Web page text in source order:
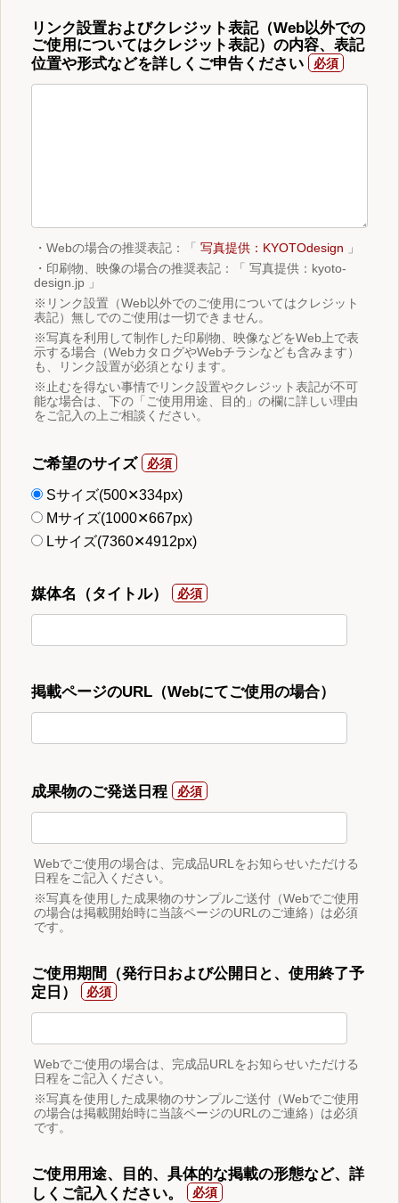
リンク設置およびクレジット表記（Web以外での
ご使用についてはクレジット表記）の内容、表記
位置や形式などを詳しくご申告ください
・Webの場合の推奨表記：「 写真提供：KYOTOdesign 」
・印刷物、映像の場合の推奨表記：「 写真提供：kyoto-
design.jp 」
※リンク設置（Web以外でのご使用についてはクレジット
表記）無しでのご使用は一切できません。
※写真を利用して制作した印刷物、映像などをWeb上で表
示する場合（WebカタログやWebチラシなども含みます）
も、リンク設置が必須となります。
※止むを得ない事情でリンク設置やクレジット表記が不可
能な場合は、下の「ご使用用途、目的」の欄に詳しい理由
をご記入の上ご相談ください。
ご希望のサイズ
Sサイズ(500✕334px)
Mサイズ(1000✕667px)
Lサイズ(7360✕4912px)
媒体名（タイトル）
掲載ページのURL（Webにてご使用の場合）
成果物のご発送日程
Webでご使用の場合は、完成品URLをお知らせいただける
日程をご記入ください。
※写真を使用した成果物のサンプルご送付（Webでご使用
の場合は掲載開始時に当該ページのURLのご連絡）は必須
です。
ご使用期間（発行日および公開日と、使用終了予
定日）
Webでご使用の場合は、完成品URLをお知らせいただける
日程をご記入ください。
※写真を使用した成果物のサンプルご送付（Webでご使用
の場合は掲載開始時に当該ページのURLのご連絡）は必須
です。
ご使用用途、目的、具体的な掲載の形態など、詳
しくご記入ください。